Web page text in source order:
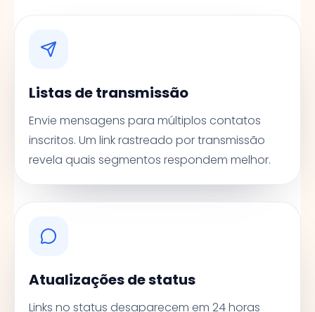
Listas de transmissão
Envie mensagens para múltiplos contatos
inscritos. Um link rastreado por transmissão
revela quais segmentos respondem melhor.
Atualizações de status
Links no status desaparecem em 24 horas